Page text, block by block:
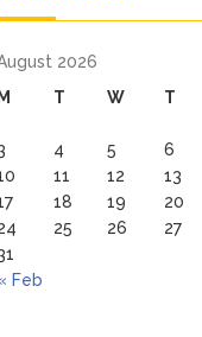
2026
M
T W T
Feb
4 5 6
11 12 13
18 19 20
25 26 27